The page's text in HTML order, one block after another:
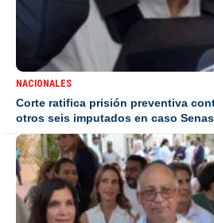
NACIONALES
Corte ratifica prisión preventiva
otros seis imputados en caso